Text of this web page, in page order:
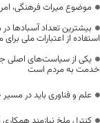
موضوع میراث فرهنگی،
بیشترین تعداد آسبادها
استفاده از اعتبارات ملی
یکی از سیاست‌های اصلی
خدمت به مردم است
علم و فناوری باید در